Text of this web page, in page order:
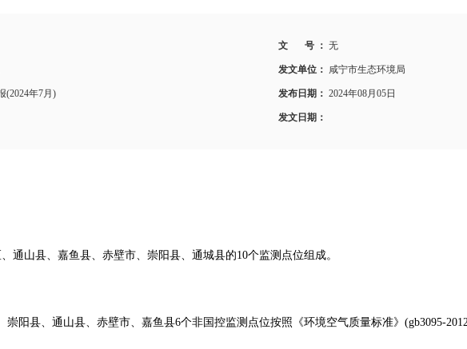
文 号 ： 无
发文单位： 咸宁市生态环境局
(2024年7月) 发布日期： 2024年08月05日
发文日期：
通山县、嘉鱼县、赤壁市、崇阳县、通城县的10个监测点位组成。
阳县、通山县、赤壁市、嘉鱼县6个非国控监测点位按照《环境空气质量标准》(gb3095-